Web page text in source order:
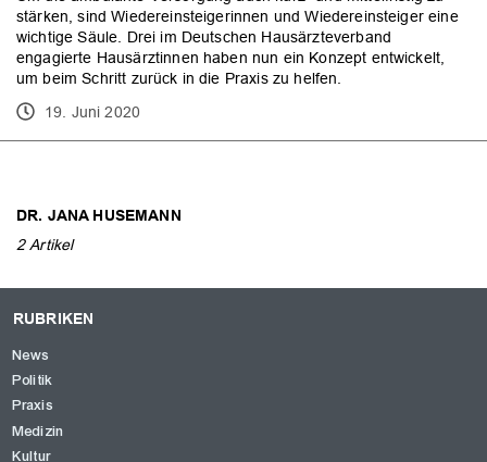
DR. JANA HUSEMANN
2 Artikel
stärken, sind Wiedereinsteigerinnen und Wiedereinsteiger eine
wichtige Säule. Drei im Deutschen Hausärzteverband
engagierte Hausärztinnen haben nun ein Konzept entwickelt,
um beim Schritt zurück in die Praxis zu helfen.
19. Juni 2020
RUBRIKEN
News
Politik
Praxis
Medizin
Kultur